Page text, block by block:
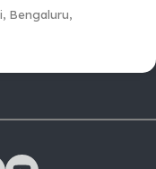
Bengaluru,